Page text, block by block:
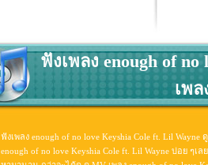
ฟังเพลง enough of
เพล
ฟังเพลง enough of no love Keyshia Cole ft. Lil Wayne
enough of no love Keyshia Cole ft. Lil Wayne บ่อย ๆเ